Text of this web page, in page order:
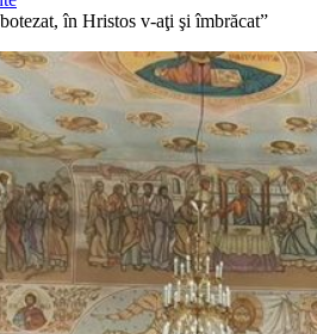
în Hristos v-aţi şi îmbrăcat”